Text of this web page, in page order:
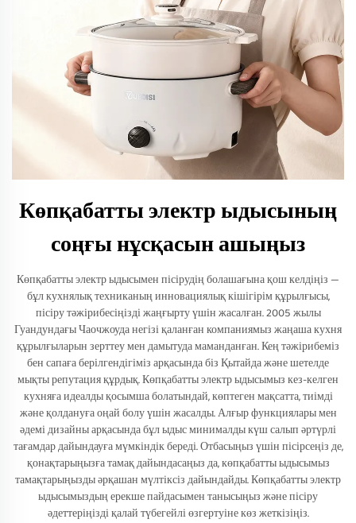
Көпқабатты электр ыдысының
соңғы нұсқасын ашыңыз
Көпқабатты электр ыдысымен пісірудің болашағына қош келдіңіз —
бұл кухнялық техниканың инновациялық кішігірім құрылғысы,
пісіру тәжірибесіңізді жаңғырту үшін жасалған. 2005 жылы
Гуандундағы Чаочжоуда негізі қаланған компаниямыз жаңаша кухня
құрылғыларын зерттеу мен дамытуда маманданған. Кең тәжірибеміз
бен сапаға берілгендігіміз арқасында біз Қытайда және шетелде
мықты репутация құрдық. Көпқабатты электр ыдысымыз кез-келген
кухняға идеалды қосымша болатындай, көптеген мақсатта, тиімді
және қолдануға оңай болу үшін жасалды. Алғыр функциялары мен
әдемі дизайны арқасында бұл ыдыс минималды күш салып әртүрлі
тағамдар дайындауға мүмкіндік береді. Отбасыңыз үшін пісірсеңіз де,
қонақтарыңызға тамақ дайындасаңыз да, көпқабатты ыдысымыз
тамақтарыңызды әрқашан мүлтіксіз дайындайды. Көпқабатты электр
ыдысымыздың ерекше пайдасымен танысыңыз және пісіру
әдеттеріңізді қалай түбегейлі өзгертуіне көз жеткізіңіз.